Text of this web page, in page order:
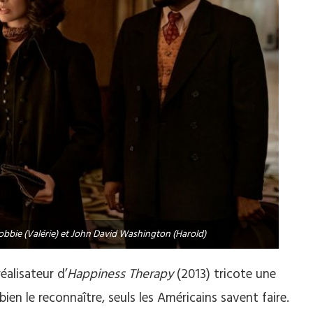
(Valérie) et John David Washington (Harold)
d’Happiness Therapy(2013) tricote une
le reconnaître, seuls les Américains savent faire.